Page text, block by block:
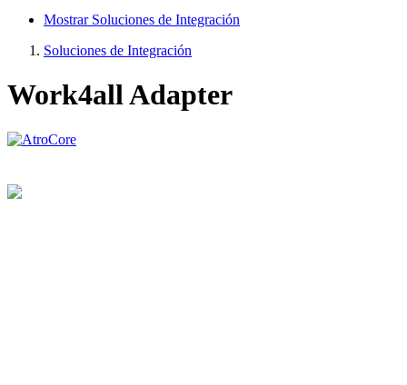
Mostrar Soluciones de Integración
Soluciones de Integración
Work4all Adapter